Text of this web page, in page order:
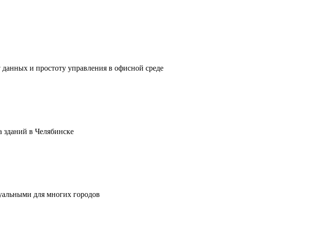
и простоту управления в офисной среде
в Челябинске
для многих городов